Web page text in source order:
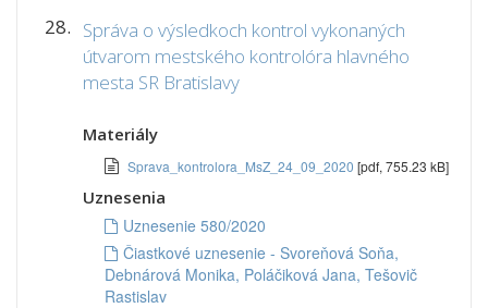
28. Správa o výsledkoch kontrol vykonaných
útvarom mestského kontrolóra hlavného
mesta SR Bratislavy
Materiály
Sprava_kontrolora_MsZ_24_09_2020 [pdf, 755.23 kB]
Uznesenia
Uznesenie 580/2020
Čiastkové uznesenie - Svoreňová Soňa,
Debnárová Monika, Poláčiková Jana, Tešovič
Rastislav